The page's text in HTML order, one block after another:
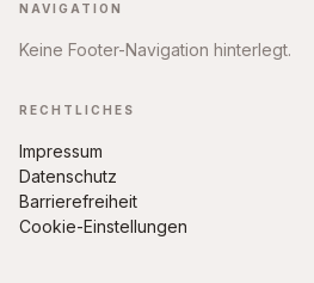
NAVIGATION
Keine Footer-Navigation hinterlegt.
RECHTLICHES
Impressum
Datenschutz
Barrierefreiheit
Cookie-Einstellungen